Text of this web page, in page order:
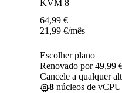
KVM 8
64,99 €
21,99 €/mês
Escolher plano
Renovado por 49,99
Cancele a qualquer
8 núcleos de vCPU